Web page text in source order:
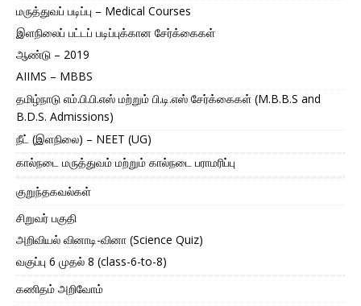
மருத்துவப் படிப்பு – Medical Courses
இளநிலைப் பட்டப் படிப்புக்கான சேர்க்கைகள்
ஆண்டு – 2019
AIIMS – MBBS
தமிழ்நாடு எம்.பி.பி.எஸ் மற்றும் பி.டி.எஸ் சேர்க்கைகள் (M.B.B.S and
B.D.S. Admissions)
நீட் (இளநிலை) – NEET (UG)
கால்நடை மருத்துவம் மற்றும் கால்நடை பராமரிப்பு
குறுந்தகவல்கள்
சிறுவர் பகுதி
அறிவியல் வினாடி-வினா (Science Quiz)
வகுப்பு 6 முதல் 8 (class-6-to-8)
கணிதம் அறிவோம்